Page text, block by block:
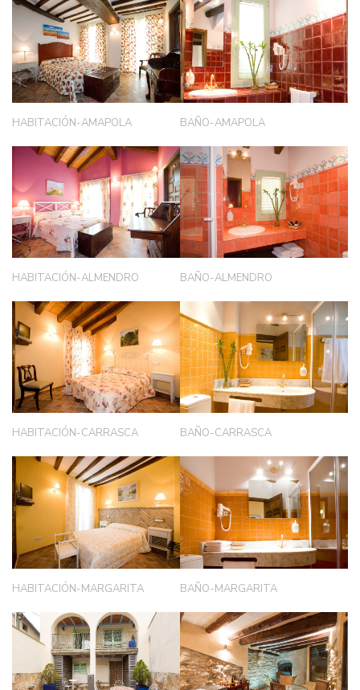
HABITACIÓN-AMAPOLA BAÑO-AMAPOLA
HABITACIÓN-ALMENDRO BAÑO-ALMENDRO
HABITACIÓN-CARRASCA BAÑO-CARRASCA
HABITACIÓN-MARGARITA BAÑO-MARGARITA